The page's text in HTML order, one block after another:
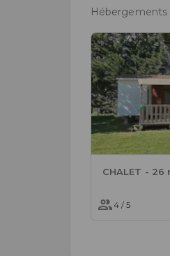
Hébergements
4 / 5